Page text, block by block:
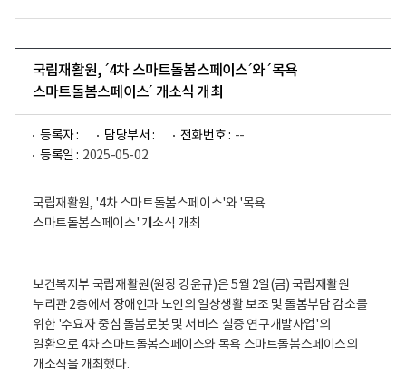
국립재활원, ´4차 스마트돌봄스페이스´와 ´목욕
스마트돌봄스페이스´ 개소식 개최
등록자 : 담당부서 : 전화번호 : --
등록일 : 2025-05-02
국립재활원, '4차 스마트돌봄스페이스'와 '목욕
스마트돌봄스페이스' 개소식 개최
보건복지부 국립재활원(원장 강윤규)은 5월 2일(금) 국립재활원
누리관 2층에서 장애인과 노인의 일상생활 보조 및 돌봄부담 감소를
위한 '수요자 중심 돌봄로봇 및 서비스 실증 연구개발사업'의
일환으로 4차 스마트돌봄스페이스와 목욕 스마트돌봄스페이스의
개소식을 개최했다.